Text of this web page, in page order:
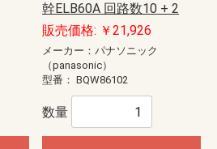
幹ELB60A 回路数10 + 2
販売価格: ￥21,926
メーカー：パナソニック
（panasonic）
型番： BQW86102
数量